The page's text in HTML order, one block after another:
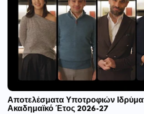
Αποτελέσματα Υποτροφιών
Ακαδημαϊκό Έτος 2026-27